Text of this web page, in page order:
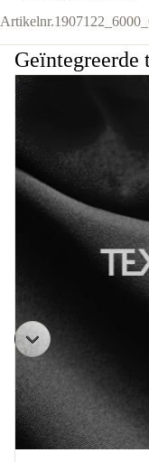
Artikelnr.
Geïntegreerde